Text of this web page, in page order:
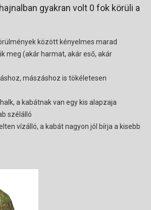
gyakran volt 0 fok körüli a
között kényelmes marad
meg (akár harmat, akár eső, akár
mászáshoz is tökéletesen
a kabátnak van egy kis alapzaja
szélálló
vízálló, a kabát nagyon jól bírja a kisebb